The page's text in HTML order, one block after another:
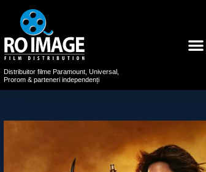
Distribuitor filme Paramount, Universal,
Prorom & parteneri independenți